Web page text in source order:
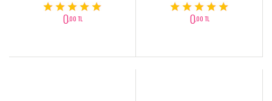
0,00 TL 0,00 TL